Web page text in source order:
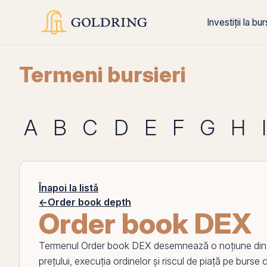
Investiții la
Termeni bursieri
A B C D E F G H I
Înapoi la listă
←Order book depth
Order book DEX
Termenul Order book DEX desemnează o noțiune
prețului, execuția ordinelor și riscul de piață pe burse